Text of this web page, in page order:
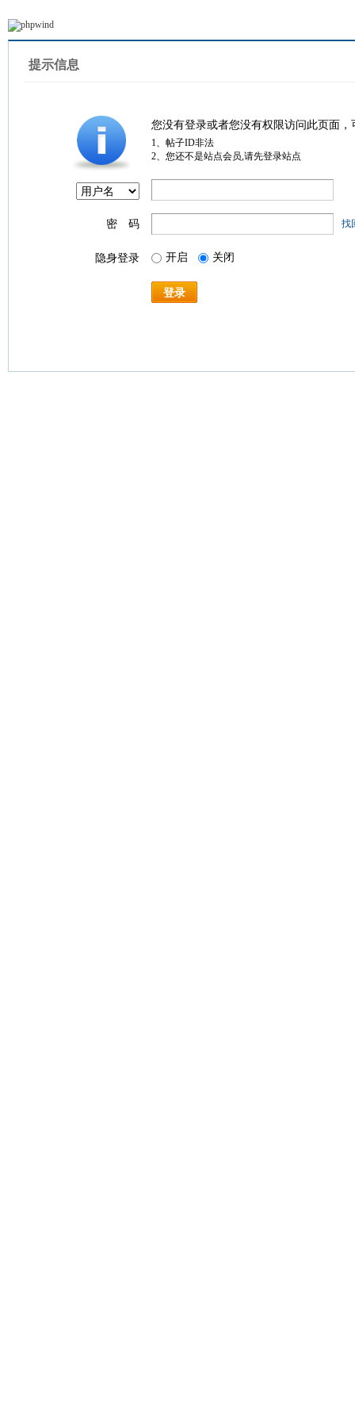
提示信息
您没有登录或者您没有权限访问此页面
1、帖子ID非法
2、您还不是站点会员,请先登录站点
密 码 找
隐身登录 开启 关闭
登录